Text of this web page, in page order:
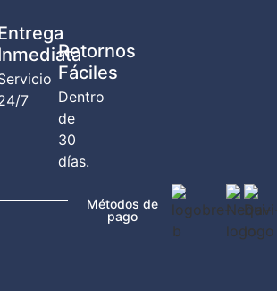
7
Retornos
Fáciles
Dentro
de
30
días.
Métodos de
pago